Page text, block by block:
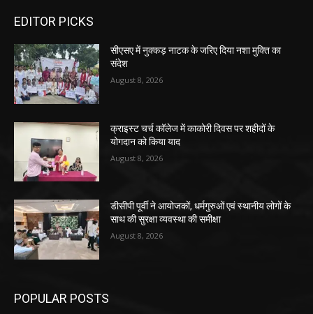
EDITOR PICKS
सीएसए में नुक्कड़ नाटक के जरिए दिया नशा मुक्ति का
संदेश
August 8, 2026
क्राइस्ट चर्च कॉलेज में काकोरी दिवस पर शहीदों के
योगदान को किया याद
August 8, 2026
डीसीपी पूर्वी ने आयोजकों, धर्मगुरुओं एवं स्थानीय लोगों के
साथ की सुरक्षा व्यवस्था की समीक्षा
August 8, 2026
POPULAR POSTS